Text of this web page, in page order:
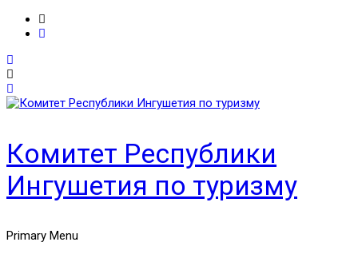
Комитет Республики
Ингушетия по туризму
Primary Menu